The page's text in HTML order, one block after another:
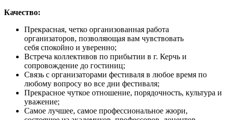
Качество:
Прекрасная, четко организованная работа
организаторов, позволяющая вам чувствовать
себя спокойно и уверенно;
Встреча коллективов по прибытии в г. Керчь и
сопровождение до гостиниц;
Связь с организаторами фестиваля в любое время по
любому вопросу во все дни фестиваля;
Прекрасное чуткое отношение, порядочность, культура и
уважение;
Самое лучшее, самое профессиональное жюри,